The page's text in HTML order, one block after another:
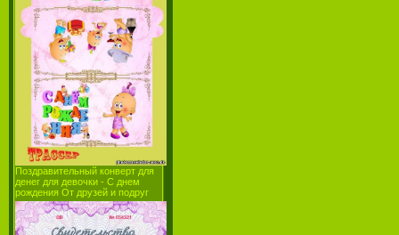
Поздравительный конверт для
денег для девочки - С днем
рождения От друзей и подруг